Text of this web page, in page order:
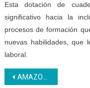
Esta dotación de
significativo hacia la
procesos de formación
nuevas habilidades, que
laboral.
Navegación
AMAZONAS | Desarrollo profesional en Electrónica Digital para trabajadores de Infocentro